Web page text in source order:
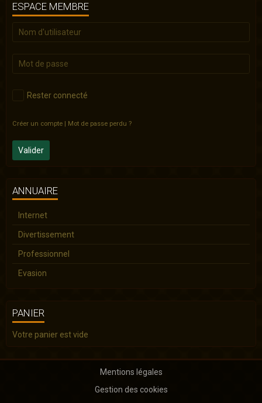
ESPACE MEMBRE
Rester connecté
Créer un compte | Mot de passe perdu ?
Valider
ANNUAIRE
Internet
Divertissement
Professionnel
Evasion
PANIER
Votre panier est vide
Mentions légales
Gestion des cookies